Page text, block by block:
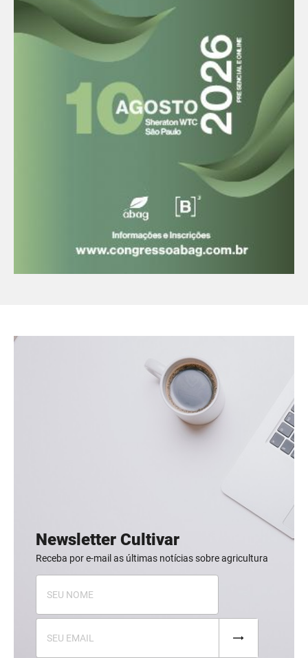
Newsletter Cultivar
Receba por e-mail as últimas notícias sobre agricultura